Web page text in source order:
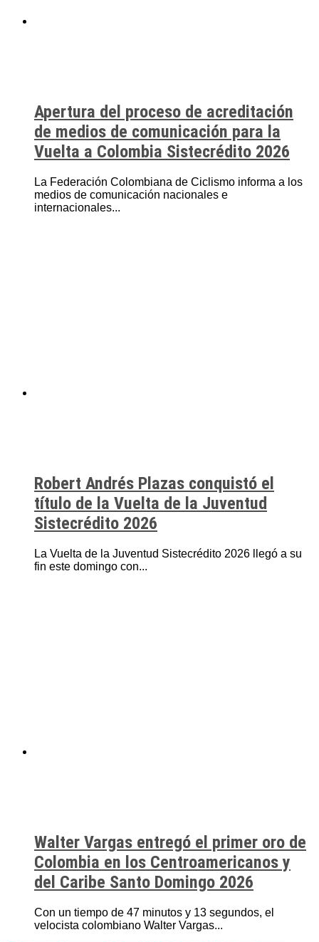
Apertura del proceso de acreditación
de medios de comunicación para la
Vuelta a Colombia Sistecrédito 2026
La Federación Colombiana de Ciclismo informa a los
medios de comunicación nacionales e
internacionales...
Robert Andrés Plazas conquistó el
título de la Vuelta de la Juventud
Sistecrédito 2026
La Vuelta de la Juventud Sistecrédito 2026 llegó a su
fin este domingo con...
Walter Vargas entregó el primer oro de
Colombia en los Centroamericanos y
del Caribe Santo Domingo 2026
Con un tiempo de 47 minutos y 13 segundos, el
velocista colombiano Walter Vargas...